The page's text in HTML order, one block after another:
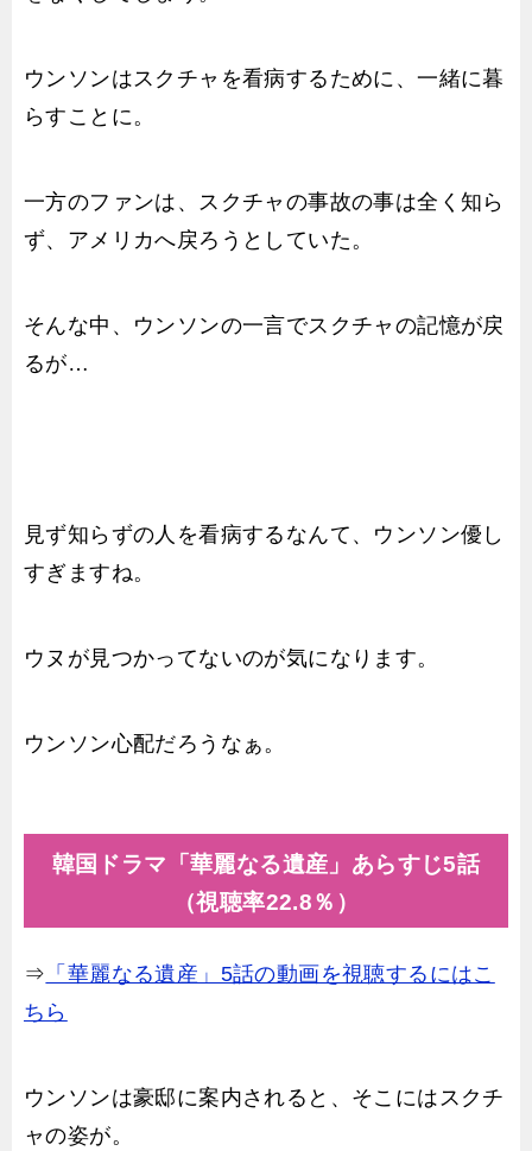
ウンソンはスクチャを看病するために、一緒に暮
らすことに。
一方のファンは、スクチャの事故の事は全く知ら
ず、アメリカへ戻ろうとしていた。
そんな中、ウンソンの一言でスクチャの記憶が戻
るが…
見ず知らずの人を看病するなんて、ウンソン優し
すぎますね。
ウヌが見つかってないのが気になります。
ウンソン心配だろうなぁ。
韓国ドラマ「華麗なる遺産」あらすじ5話
（視聴率22.8％）
⇒ 「華麗なる遺産」5話の動画を視聴するにはこ
ちら
ウンソンは豪邸に案内されると、そこにはスクチ
ャの姿が。